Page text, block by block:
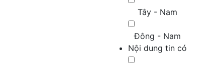
Tây - Nam
Đông - Nam
Nội dung tin có